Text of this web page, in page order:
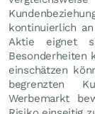
kontinuierlich
Aktie eignet
Besonderheiten
einschätzen
begrenzten
Werbemarkt